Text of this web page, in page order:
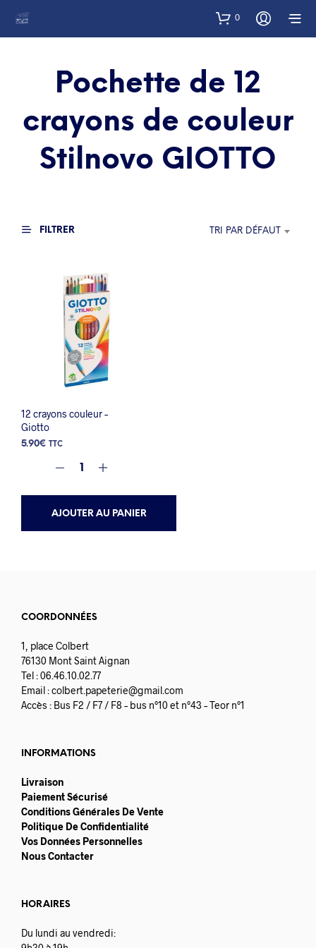
0
Pochette de 12
crayons de couleur
Stilnovo GIOTTO
FILTRER TRI PAR DÉFAUT
12 crayons couleur –
Giotto
5.90€ TTC
AJOUTER AU PANIER
COORDONNÉES
1, place Colbert
76130 Mont Saint Aignan
Tel : 06.46.10.02.77
Email :colbert.papeterie@gmail.com
Accès : Bus F2 / F7 / F8 – bus n°10 et n°43 – Teor n°1
INFORMATIONS
Livraison
Paiement Sécurisé
Conditions Générales De Vente
Politique De Confidentialité
Vos Données Personnelles
Nous Contacter
HORAIRES
Du lundi au vendredi: